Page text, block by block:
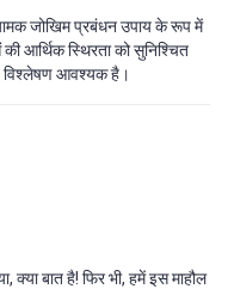
जोखिम प्रबंधन उपाय के रूप में
आर्थिक स्थिरता को सुनिश्चित
विश्लेषण आवश्यक है।
क्या बात है! फिर भी, हमें इस माहौल